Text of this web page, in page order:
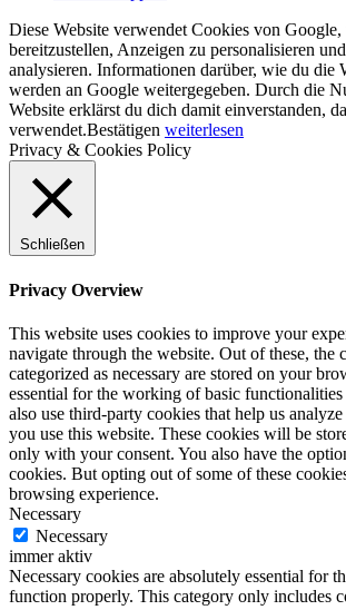
Diese Website verwendet Cookies von
bereitzustellen, Anzeigen zu personalisieren
analysieren. Informationen darüber, wie du die
werden an Google weitergegeben. Durch die
Website erklärst du dich damit einverstanden,
verwendet.Bestätigen weiterlesen
Privacy & Cookies Policy
Schließen
Privacy Overview
This website uses cookies to improve your
navigate through the website. Out of these, the
categorized as necessary are stored on your
essential for the working of basic
also use third-party cookies that help us
you use this website. These cookies will be
only with your consent. You also have the
cookies. But opting out of some of these
browsing experience.
Necessary
Necessary
immer aktiv
Necessary cookies are absolutely essential for
function properly. This category only includes